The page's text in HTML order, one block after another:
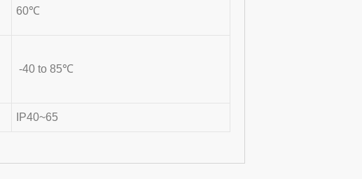
60℃
-40 to 85℃
IP40~65